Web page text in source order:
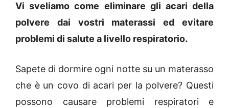
Vi sveliamo come eliminare gli acari della
polvere dai vostri materassi ed evitare
problemi di salute a livello respiratorio.
Sapete di dormire ogni notte su un materasso
che è un covo di acari per la polvere? Questi
possono causare problemi respiratori e